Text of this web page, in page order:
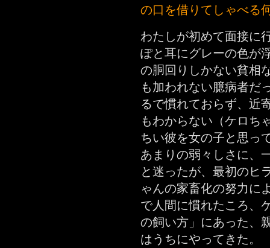
の口を借りてしゃべる
わたしが初めて面接に
ぽと耳にグレーの色が
の胴回りしかない貧相
も加われない臆病者だ
るで慣れておらず、近
もわからない（ケロち
ちい彼を女の子と思っ
あまりの弱々しさに、
と迷ったが、最初のヒ
ゃんの家畜化の努力に
で人間に慣れたころ、
の飼い方」にあった、
はうちにやってきた。